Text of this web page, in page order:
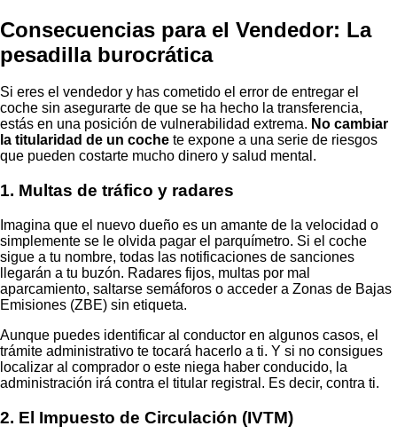
Consecuencias para el Vendedor: La
pesadilla burocrática
Si eres el vendedor y has cometido el error de entregar el
coche sin asegurarte de que se ha hecho la transferencia,
estás en una posición de vulnerabilidad extrema. No cambiar
la titularidad de un coche te expone a una serie de riesgos
que pueden costarte mucho dinero y salud mental.
1. Multas de tráfico y radares
Imagina que el nuevo dueño es un amante de la velocidad o
simplemente se le olvida pagar el parquímetro. Si el coche
sigue a tu nombre, todas las notificaciones de sanciones
llegarán a tu buzón. Radares fijos, multas por mal
aparcamiento, saltarse semáforos o acceder a Zonas de Bajas
Emisiones (ZBE) sin etiqueta.
Aunque puedes identificar al conductor en algunos casos, el
trámite administrativo te tocará hacerlo a ti. Y si no consigues
localizar al comprador o este niega haber conducido, la
administración irá contra el titular registral. Es decir, contra ti.
2. El Impuesto de Circulación (IVTM)